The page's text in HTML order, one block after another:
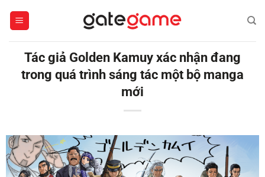
Tác giả Golden Kamuy xác nhận đang
trong quá trình sáng tác một bộ manga
mới